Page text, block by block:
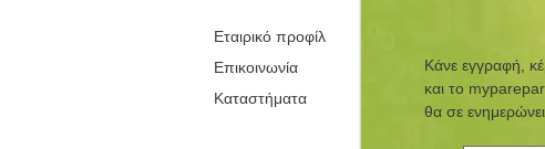
Εταιρικό προφίλ
Επικοινωνία
Καταστήματα
Κάνε εγγραφή,
και τo
θα σε